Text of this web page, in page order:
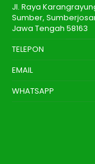
Jl. Raya
Sumber,
Jawa Tengah 58163
TELEPON
EMAIL
WHATSAPP